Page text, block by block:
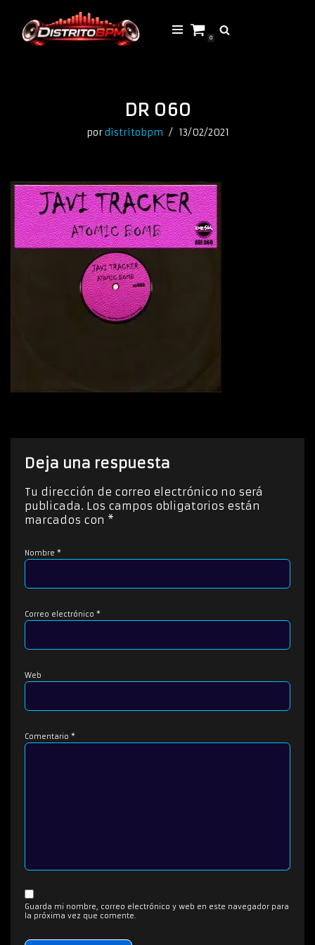
Saltar
0
DR 060
pordistritobpm 13/02/2021
Deja una respuesta
Tu dirección de correo electrónico no será
publicada. Los campos obligatorios están
marcados con *
Nombre *
Correo electrónico *
Web
Comentario *
Guarda mi nombre, correo electrónico y web en este navegador para
la próxima vez que comente.